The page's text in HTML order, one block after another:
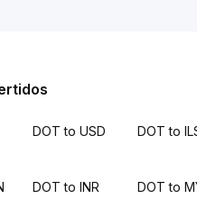
DOT to USD DOT to
DOT to INR DOT to